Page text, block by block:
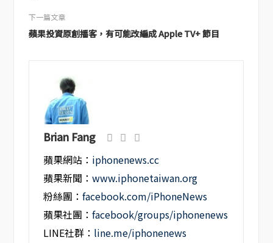
下一篇文章
蘋果投資原創播客，有可能改編成 Apple TV+ 節目
Brian Fang
蘋果網站： iphonenews.cc
蘋果新聞：www.iphonetaiwan.org
粉絲團：facebook.com/iPhoneNews
蘋果社團：facebook/groups/iphonenews
LINE社群： line.me/iphonenews